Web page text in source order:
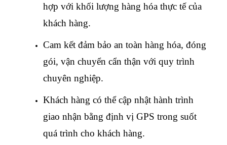
hợp với khối lượng hàng hóa thực tế của
khách hàng.
Cam kết đảm bảo an toàn hàng hóa, đóng
gói, vận chuyển cẩn thận với quy trình
chuyên nghiệp.
Khách hàng có thể cập nhật hành trình
giao nhận bằng định vị GPS trong suốt
quá trình cho khách hàng.